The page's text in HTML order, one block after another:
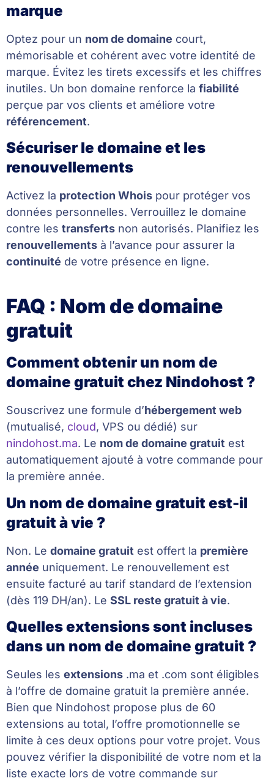
marque
Optez pour un nom de domaine court,
mémorisable et cohérent avec votre identité de
marque. Évitez les tirets excessifs et les chiffres
inutiles. Un bon domaine renforce la fiabilité
perçue par vos clients et améliore votre
référencement.
Sécuriser le domaine et les
renouvellements
Activez la protection Whois pour protéger vos
données personnelles. Verrouillez le domaine
contre les transferts non autorisés. Planifiez les
renouvellements à l’avance pour assurer la
continuité de votre présence en ligne.
FAQ : Nom de domaine
gratuit
Comment obtenir un nom de
domaine gratuit chez Nindohost ?
Souscrivez une formule d’hébergement web
(mutualisé, cloud, VPS ou dédié) sur
nindohost.ma. Le nom de domaine gratuit est
automatiquement ajouté à votre commande pour
la première année.
Un nom de domaine gratuit est-il
gratuit à vie ?
Non. Le domaine gratuit est offert la première
année uniquement. Le renouvellement est
ensuite facturé au tarif standard de l’extension
(dès 119 DH/an). Le SSL reste gratuit à vie.
Quelles extensions sont incluses
dans un nom de domaine gratuit ?
Seules les extensions .ma et .com sont éligibles
à l’offre de domaine gratuit la première année.
Bien que Nindohost propose plus de 60
extensions au total, l’offre promotionnelle se
limite à ces deux options pour votre projet. Vous
pouvez vérifier la disponibilité de votre nom et la
liste exacte lors de votre commande sur